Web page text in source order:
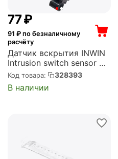
‍77‍₽
91 ₽ по безналичному
расчёту
Датчик вскрытия INWIN
Intrusion switch sensor +
Screws (6129464)
Код товара: 328393
В наличии